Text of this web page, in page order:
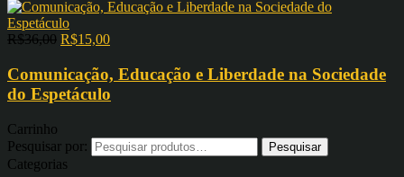
R$36,00 R$15,00
Comunicação, Educação e Liberdade na Sociedade
do Espetáculo
Carrinho
Pesquisar por:
Categorias